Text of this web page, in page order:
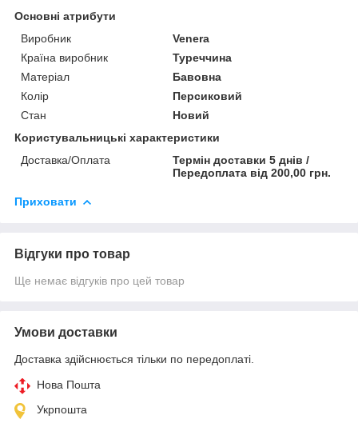
Основні атрибути
Виробник
Venera
Країна виробник
Туреччина
Матеріал
Бавовна
Колір
Персиковий
Стан
Новий
Користувальницькі характеристики
Доставка/Оплата
Термін доставки 5 днів /
Передоплата від 200,00 грн.
Приховати
Відгуки про товар
Ще немає відгуків про цей товар
Умови доставки
Доставка здійснюється тільки по передоплаті.
Нова Пошта
Укрпошта